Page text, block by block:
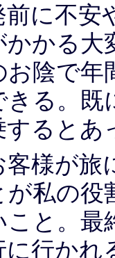
前に不安
かかる大
お陰で年
きる。既
するとあ
客様が
が私の役
こと。最
に行かれ